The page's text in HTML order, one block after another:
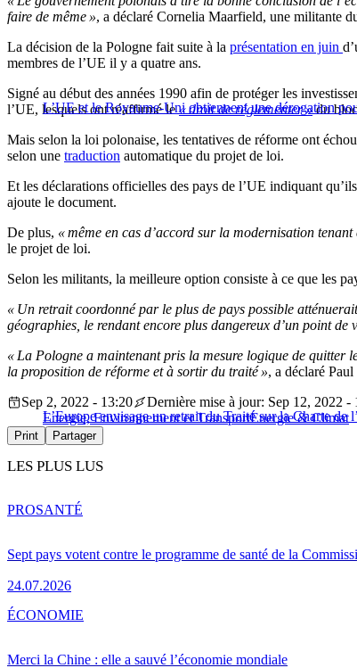
faire de même », a déclaré Cornelia Maarfield, une militante
La décision de la Pologne fait suite à la présentation en juin d’
membres de l’UE il y a quatre ans.
L’UE et le Royaume-Uni obtiennent une dérogation
Signé au début des années 1990 afin de protéger les
l’UE, lesquels ont réaffirmé le«droit de réglementer»du bloc
Mais selon la loi polonaise, les tentatives de réforme ont
selon une traduction automatique du projet de loi.
Et les déclarations officielles des pays de l’UE indiquant qu’ils
ajoute le document.
De plus, «même en cas d’accord sur la modernisation
le projet de loi.
Selon les militants, la meilleure option consiste à ce que les
« Un retrait coordonné par le plus de pays possible
géographies, le rendant encore plus dangereux d’un point de
« La Pologne a maintenant pris la mesure logique de quitter
la proposition de réforme et à sortir du traité», a déclaré
L’Europe envisage un retrait du Traité sur la Charte de
Sep 2, 2022 - 13:20
Dernière mise à jour: Sep 12, 2022 -
Energie, Environnement et TransportEnergie & Climat
Print Partager
LES PLUS LUS
Sept pays votent contre le programme de santé de la
24.07.2026
PROSANTÉ
Merci la Chine : elle a sauvé l’économie mondiale
ÉCONOMIE